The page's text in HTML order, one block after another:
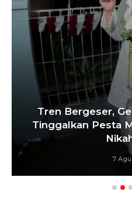
Tren Bergeser,
Tinggalkan Pesta
7